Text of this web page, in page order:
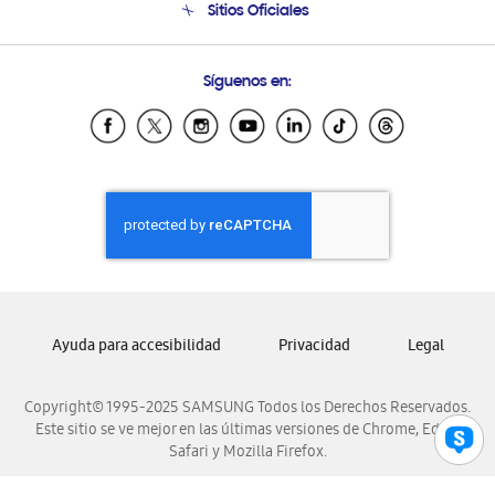
Soporte vía eMail
Sitios Oficiales
Samsung Ecuador
Samsung El Salvador
Samsung Honduras
Samsung Nicaragua
Samsung Panamá
Samsung Venezuela
Síguenos en:
Copyright© 1995-2025 SAMSUNG Todos los Derechos Reservados.
Este sitio se ve mejor en las últimas versiones de Chrome, Edge,
Safari y Mozilla Firefox.
Ayuda para accesibilidad Privacidad Legal